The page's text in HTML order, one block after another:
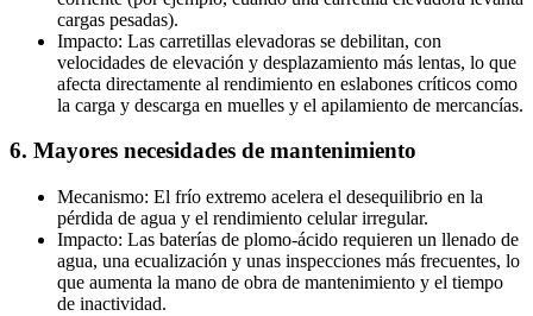
cargas pesadas).
Impacto: Las carretillas elevadoras se debilitan, con
velocidades de elevación y desplazamiento más lentas, lo que
afecta directamente al rendimiento en eslabones críticos como
la carga y descarga en muelles y el apilamiento de mercancías.
6. Mayores necesidades de mantenimiento
Mecanismo: El frío extremo acelera el desequilibrio en la
pérdida de agua y el rendimiento celular irregular.
Impacto: Las baterías de plomo-ácido requieren un llenado de
agua, una ecualización y unas inspecciones más frecuentes, lo
que aumenta la mano de obra de mantenimiento y el tiempo
de inactividad.